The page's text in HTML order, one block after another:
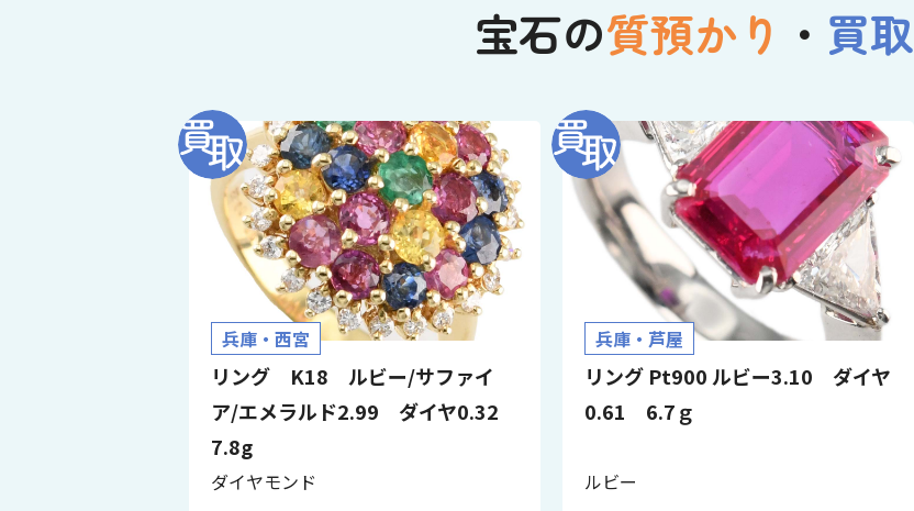
宝石の質預かり ・ 買取
兵庫・西宮
リング K18 ルビー/サファイ
ア/エメラルド2.99 ダイヤ0.32
7.8g
ダイヤモンド
兵庫・芦屋
リング Pt900 ルビー3.10 ダイヤ
0.61 6.7ｇ
ルビー